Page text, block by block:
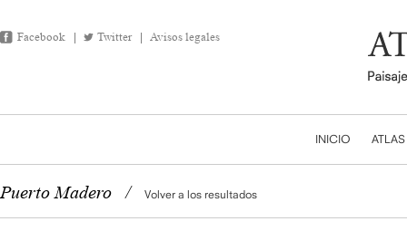
Facebook Twitter Avisos legales
INICIO ATLAS
Puerto Madero / Volver a los resultados